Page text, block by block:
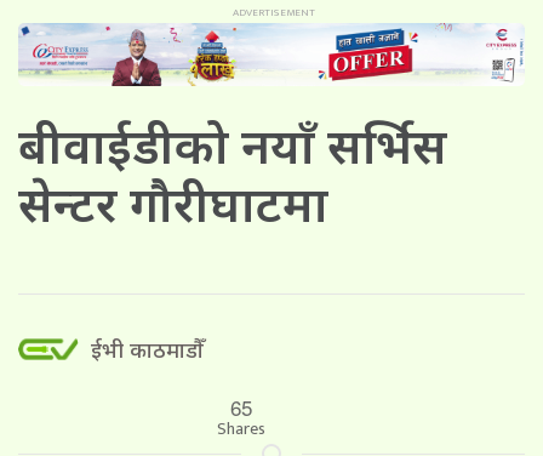
बीवाईडीको नयाँ सर्भिस
सेन्टर गौरीघाटमा
ईभी काठमाडौँ
65
Shares